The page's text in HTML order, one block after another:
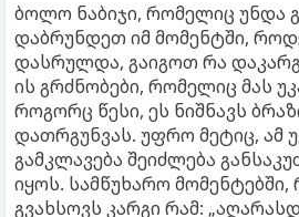
ბოლო ნაბიჯი, რომელიც უნდა
დაბრუნდეთ იმ მომენტში,
დასრულდა, გაიგოთ რა
ის გრძნობები, რომელიც მას
როგორც წესი, ეს ნიშნავს
დათრგუნვას. უფრო მეტიც, ამ
გამკლავება შეიძლება
იყოს. სამწუხარო
გვახსოვს კარგი რამ: